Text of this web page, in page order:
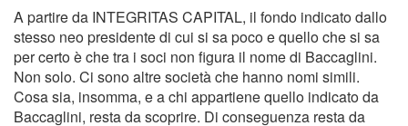
A partire da INTEGRITAS CAPITAL, il fondo indicato dallo
stesso neo presidente di cui si sa poco e quello che si sa
per certo è che tra i soci non figura il nome di Baccaglini.
Non solo. Ci sono altre società che hanno nomi simili.
Cosa sia, insomma, e a chi appartiene quello indicato da
Baccaglini, resta da scoprire. Di conseguenza resta da